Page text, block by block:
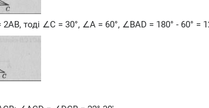
тоді ∠С = 30°, ∠А = 60°, ∠BAD = 180° - 60° =